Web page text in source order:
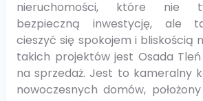
nieruchomości, które nie
bezpieczną inwestycję, ale
cieszyć się spokojem i bliskością
takich projektów jest Osada
na sprzedaż. Jest to kameralny
nowoczesnych domów,